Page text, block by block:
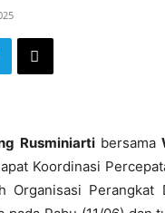
Rusminiartibersama
Koordinasi
Organisasi Perangkat